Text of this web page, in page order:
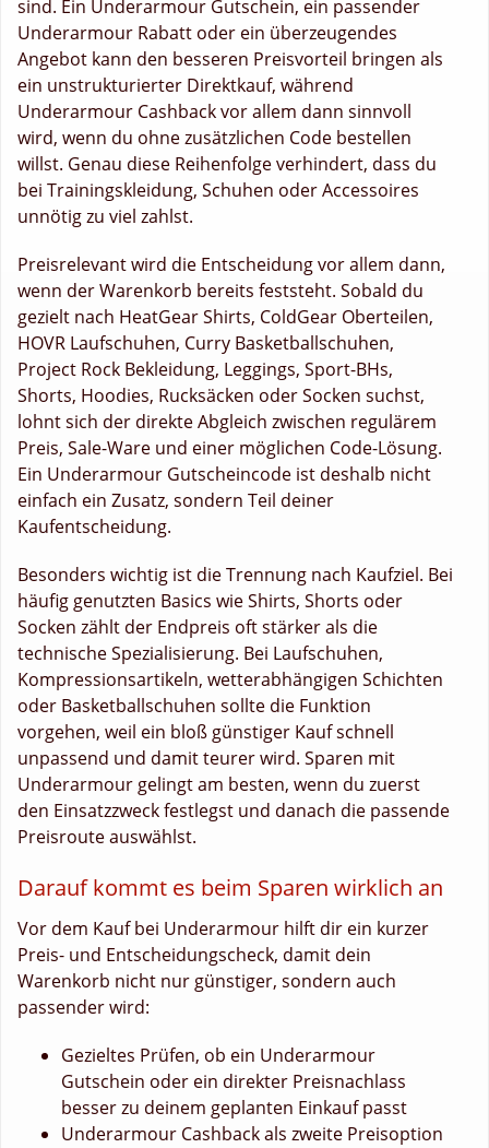
sind. Ein Underarmour Gutschein, ein passender
Underarmour Rabatt oder ein überzeugendes
Angebot kann den besseren Preisvorteil bringen als
ein unstrukturierter Direktkauf, während
Underarmour Cashback vor allem dann sinnvoll
wird, wenn du ohne zusätzlichen Code bestellen
willst. Genau diese Reihenfolge verhindert, dass du
bei Trainingskleidung, Schuhen oder Accessoires
unnötig zu viel zahlst.
Preisrelevant wird die Entscheidung vor allem dann,
wenn der Warenkorb bereits feststeht. Sobald du
gezielt nach HeatGear Shirts, ColdGear Oberteilen,
HOVR Laufschuhen, Curry Basketballschuhen,
Project Rock Bekleidung, Leggings, Sport-BHs,
Shorts, Hoodies, Rucksäcken oder Socken suchst,
lohnt sich der direkte Abgleich zwischen regulärem
Preis, Sale-Ware und einer möglichen Code-Lösung.
Ein Underarmour Gutscheincode ist deshalb nicht
einfach ein Zusatz, sondern Teil deiner
Kaufentscheidung.
Besonders wichtig ist die Trennung nach Kaufziel. Bei
häufig genutzten Basics wie Shirts, Shorts oder
Socken zählt der Endpreis oft stärker als die
technische Spezialisierung. Bei Laufschuhen,
Kompressionsartikeln, wetterabhängigen Schichten
oder Basketballschuhen sollte die Funktion
vorgehen, weil ein bloß günstiger Kauf schnell
unpassend und damit teurer wird. Sparen mit
Underarmour gelingt am besten, wenn du zuerst
den Einsatzzweck festlegst und danach die passende
Preisroute auswählst.
Darauf kommt es beim Sparen wirklich an
Vor dem Kauf bei Underarmour hilft dir ein kurzer
Preis- und Entscheidungscheck, damit dein
Warenkorb nicht nur günstiger, sondern auch
passender wird:
Gezieltes Prüfen, ob ein Underarmour
Gutschein oder ein direkter Preisnachlass
besser zu deinem geplanten Einkauf passt
Underarmour Cashback als zweite Preisoption